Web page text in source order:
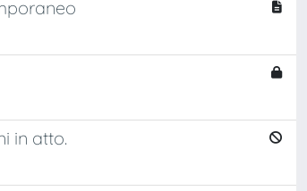
in atto.